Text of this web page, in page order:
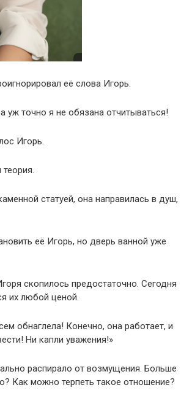
её слова Игорь.
уж точно я не обязана отчитываться!
Игорь.
статуей, она направилась в душ,
её Игорь, но дверь ванной уже
скопилось предостаточно. Сегодня
их любой ценой.
обнаглела! Конечно, она работает, и
Ни капли уважения!»
распирало от возмущения. Больше
Как можно терпеть такое отношение?